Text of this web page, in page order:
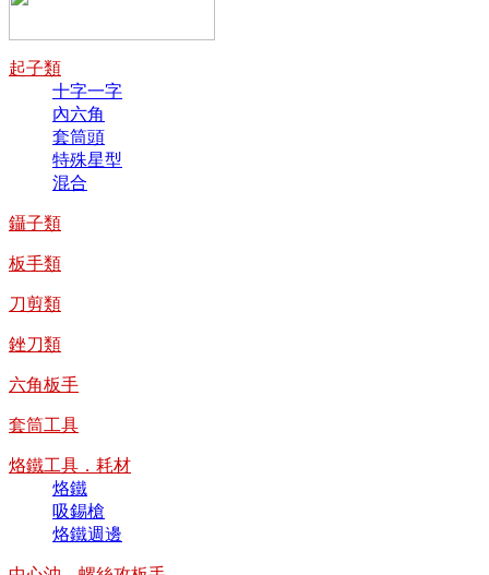
起子類
十字一字
內六角
套筒頭
特殊星型
混合
鑷子類
板手類
刀剪類
銼刀類
六角板手
套筒工具
烙鐵工具．耗材
烙鐵
吸錫槍
烙鐵週邊